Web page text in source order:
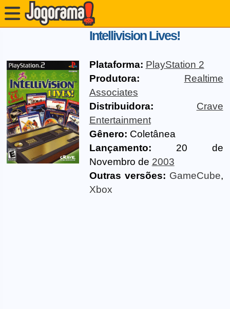
Intellivision Lives!
Plataforma: PlayStation 2
Produtora:
Realtime
Associates
Distribuidora:
Crave
Entertainment
Gênero: Coletânea
Lançamento: 20 de
Novembro de 2003
Outras versões: GameCube,
Xbox